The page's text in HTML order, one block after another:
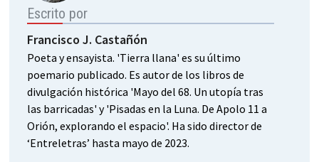
Escrito por
Francisco J. Castañón
Poeta y ensayista. 'Tierra llana' es su último
poemario publicado. Es autor de los libros de
divulgación histórica 'Mayo del 68. Un utopía tras
las barricadas' y 'Pisadas en la Luna. De Apolo 11 a
Orión, explorando el espacio'. Ha sido director de
‘Entreletras’ hasta mayo de 2023.